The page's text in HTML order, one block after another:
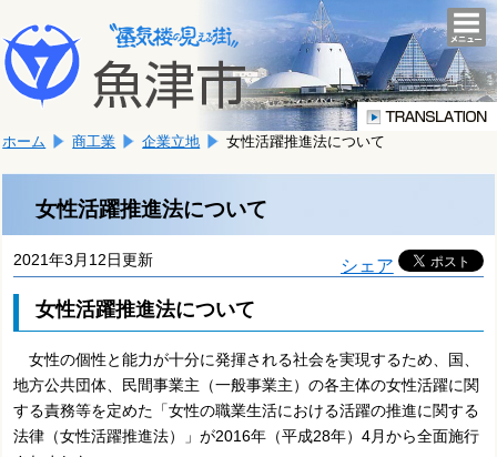
文
へ
移
ま
す。
こ
か
文
ホーム 商工業 企業立地 女性活躍推進法について
女性活躍推進法について
シェア
2021年3月12日更新
女性活躍推進法について
女性の個性と能力が十分に発揮される社会を実現するため、国、
地方公共団体、民間事業主（一般事業主）の各主体の女性活躍に関
する責務等を定めた「女性の職業生活における活躍の推進に関する
法律（女性活躍推進法）」が2016年（平成28年）4月から全面施行